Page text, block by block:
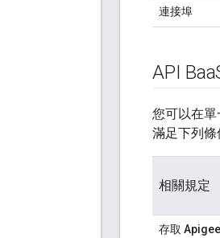
連接埠
API Baa
您可以在單
滿足下列條
相關規定
存取